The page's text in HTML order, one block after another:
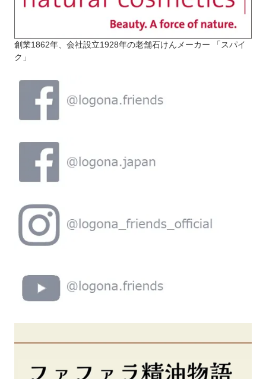
創業1862年、会社設立1928年の老舗石けんメーカー 「スパイ
ク」